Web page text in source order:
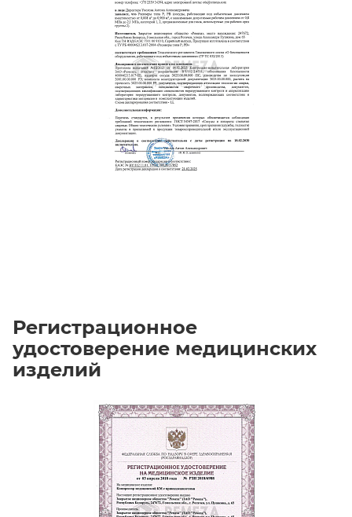
Регистрационное
удостоверение медицинских
изделий